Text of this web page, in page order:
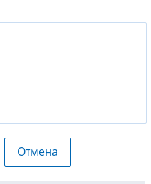
Отмена